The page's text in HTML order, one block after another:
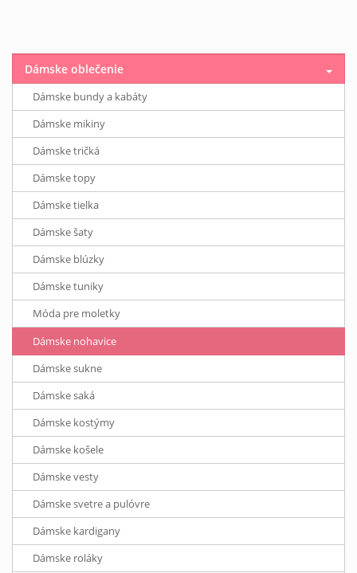
Dámske oblečenie
Dámske bundy a kabáty
Dámske mikiny
Dámske tričká
Dámske topy
Dámske tielka
Dámske šaty
Dámske blúzky
Dámske tuniky
Móda pre moletky
Dámske nohavice
Dámske sukne
Dámske saká
Dámske kostýmy
Dámske košele
Dámske vesty
Dámske svetre a pulóvre
Dámske kardigany
Dámske roláky